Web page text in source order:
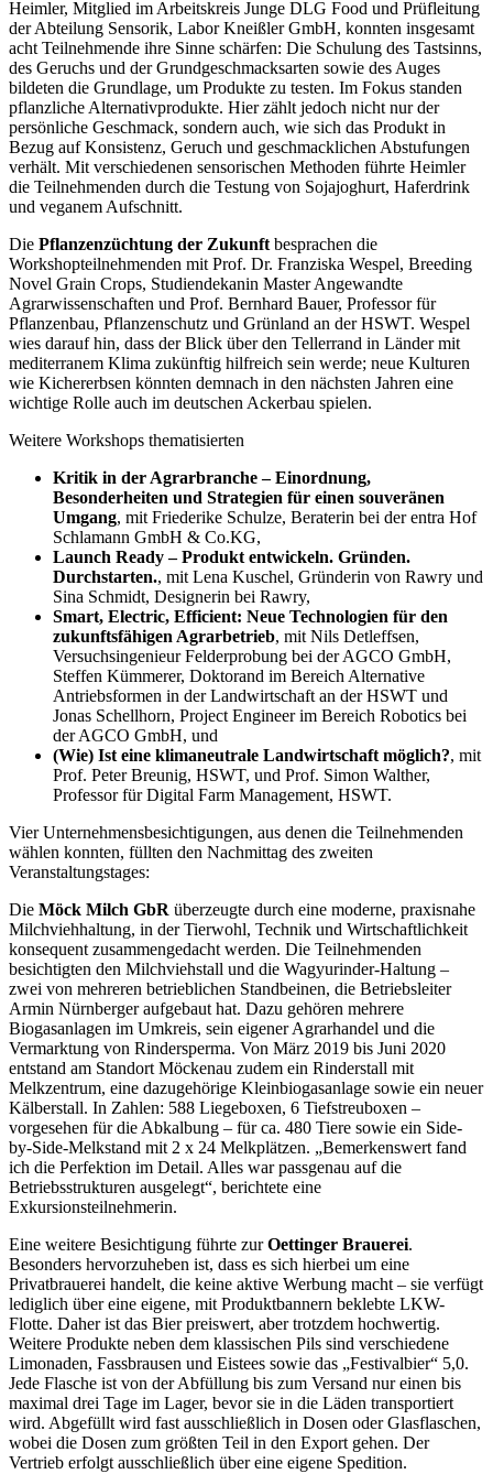
Heimler, Mitglied im Arbeitskreis Junge DLG Food und Prüfleitung
der Abteilung Sensorik, Labor Kneißler GmbH, konnten insgesamt
acht Teilnehmende ihre Sinne schärfen: Die Schulung des Tastsinns,
des Geruchs und der Grundgeschmacksarten sowie des Auges
bildeten die Grundlage, um Produkte zu testen. Im Fokus standen
pflanzliche Alternativprodukte. Hier zählt jedoch nicht nur der
persönliche Geschmack, sondern auch, wie sich das Produkt in
Bezug auf Konsistenz, Geruch und geschmacklichen Abstufungen
verhält. Mit verschiedenen sensorischen Methoden führte Heimler
die Teilnehmenden durch die Testung von Sojajoghurt, Haferdrink
und veganem Aufschnitt.
Die Pflanzenzüchtung der Zukunft besprachen die
Workshopteilnehmenden mit Prof. Dr. Franziska Wespel, Breeding
Novel Grain Crops, Studiendekanin Master Angewandte
Agrarwissenschaften und Prof. Bernhard Bauer, Professor für
Pflanzenbau, Pflanzenschutz und Grünland an der HSWT. Wespel
wies darauf hin, dass der Blick über den Tellerrand in Länder mit
mediterranem Klima zukünftig hilfreich sein werde; neue Kulturen
wie Kichererbsen könnten demnach in den nächsten Jahren eine
wichtige Rolle auch im deutschen Ackerbau spielen.
Weitere Workshops thematisierten
Kritik in der Agrarbranche – Einordnung,
Besonderheiten und Strategien für einen souveränen
Umgang, mit Friederike Schulze, Beraterin bei der entra Hof
Schlamann GmbH & Co.KG,
Launch Ready – Produkt entwickeln. Gründen.
Durchstarten., mit Lena Kuschel, Gründerin von Rawry und
Sina Schmidt, Designerin bei Rawry,
Smart, Electric, Efficient: Neue Technologien für den
zukunftsfähigen Agrarbetrieb, mit Nils Detleffsen,
Versuchsingenieur Felderprobung bei der AGCO GmbH,
Steffen Kümmerer, Doktorand im Bereich Alternative
Antriebsformen in der Landwirtschaft an der HSWT und
Jonas Schellhorn, Project Engineer im Bereich Robotics bei
der AGCO GmbH, und
(Wie) Ist eine klimaneutrale Landwirtschaft möglich?, mit
Prof. Peter Breunig, HSWT, und Prof. Simon Walther,
Professor für Digital Farm Management, HSWT.
Vier Unternehmensbesichtigungen, aus denen die Teilnehmenden
wählen konnten, füllten den Nachmittag des zweiten
Veranstaltungstages:
Die Möck Milch GbR überzeugte durch eine moderne, praxisnahe
Milchviehhaltung, in der Tierwohl, Technik und Wirtschaftlichkeit
konsequent zusammengedacht werden. Die Teilnehmenden
besichtigten den Milchviehstall und die Wagyurinder-Haltung –
zwei von mehreren betrieblichen Standbeinen, die Betriebsleiter
Armin Nürnberger aufgebaut hat. Dazu gehören mehrere
Biogasanlagen im Umkreis, sein eigener Agrarhandel und die
Vermarktung von Rindersperma. Von März 2019 bis Juni 2020
entstand am Standort Möckenau zudem ein Rinderstall mit
Melkzentrum, eine dazugehörige Kleinbiogasanlage sowie ein neuer
Kälberstall. In Zahlen: 588 Liegeboxen, 6 Tiefstreuboxen –
vorgesehen für die Abkalbung – für ca. 480 Tiere sowie ein Side-
by-Side-Melkstand mit 2 x 24 Melkplätzen. „Bemerkenswert fand
ich die Perfektion im Detail. Alles war passgenau auf die
Betriebsstrukturen ausgelegt“, berichtete eine
Exkursionsteilnehmerin.
Eine weitere Besichtigung führte zurOettinger Brauerei.
Besonders hervorzuheben ist, dass es sich hierbei um eine
Privatbrauerei handelt, die keine aktive Werbung macht – sie verfügt
lediglich über eine eigene, mit Produktbannern beklebte LKW-
Flotte. Daher ist das Bier preiswert, aber trotzdem hochwertig.
Weitere Produkte neben dem klassischen Pils sind verschiedene
Limonaden, Fassbrausen und Eistees sowie das „Festivalbier“ 5,0.
Jede Flasche ist von der Abfüllung bis zum Versand nur einen bis
maximal drei Tage im Lager, bevor sie in die Läden transportiert
wird. Abgefüllt wird fast ausschließlich in Dosen oder Glasflaschen,
wobei die Dosen zum größten Teil in den Export gehen. Der
Vertrieb erfolgt ausschließlich über eine eigene Spedition.